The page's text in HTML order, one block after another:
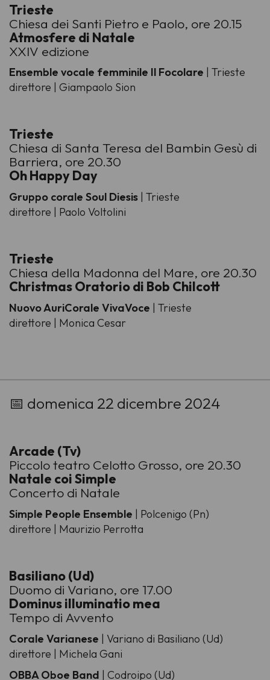
Trieste
Chiesa dei Santi Pietro e Paolo, ore 20.15
Atmosfere di Natale
XXIV edizione
Ensemble vocale femminile Il Focolare | Trieste
direttore | Giampaolo Sion
Trieste
Chiesa di Santa Teresa del Bambin Gesù di
Barriera, ore 20.30
Oh Happy Day
Gruppo corale Soul Diesis | Trieste
direttore | Paolo Voltolini
Trieste
Chiesa della Madonna del Mare, ore 20.30
Christmas Oratorio di Bob Chilcott
Nuovo AuriCorale VivaVoce | Trieste
direttore | Monica Cesar
📅 domenica 22 dicembre 2024
Arcade (Tv)
Piccolo teatro Celotto Grosso, ore 20.30
Natale coi Simple
Concerto di Natale
Simple People Ensemble | Polcenigo (Pn)
direttore | Maurizio Perrotta
Basiliano (Ud)
Duomo di Variano, ore 17.00
Dominus illuminatio mea
Tempo di Avvento
Corale Varianese | Variano di Basiliano (Ud)
direttore | Michela Gani
OBBA Oboe Band | Codroipo (Ud)